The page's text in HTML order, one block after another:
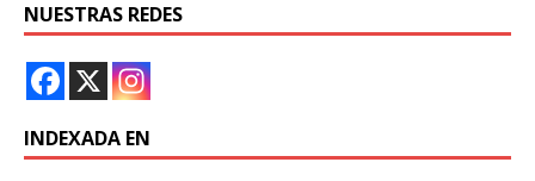
NUESTRAS REDES
INDEXADA EN